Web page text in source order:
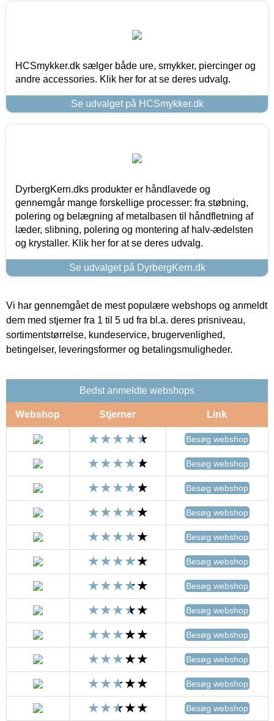
HCSmykker.dk sælger både ure, smykker, piercinger og
andre accessories. Klik her for at se deres udvalg.
Se udvalget på HCSmykker.dk
DyrbergKern.dks produkter er håndlavede og
gennemgår mange forskellige processer: fra støbning,
polering og belægning af metalbasen til håndfletning af
læder, slibning, polering og montering af halv-ædelsten
og krystaller. Klik her for at se deres udvalg.
Se udvalget på DyrbergKern.dk
Vi har gennemgået de mest populære webshops og anmeldt
dem med stjerner fra 1 til 5 ud fra bl.a. deres prisniveau,
sortimentstørrelse, kundeservice, brugervenlighed,
betingelser, leveringsformer og betalingsmuligheder.
Bedst anmeldte webshops
Webshop Stjerner Link
Besøg webshop
Besøg webshop
Besøg webshop
Besøg webshop
Besøg webshop
Besøg webshop
Besøg webshop
Besøg webshop
Besøg webshop
Besøg webshop
Besøg webshop
Besøg webshop